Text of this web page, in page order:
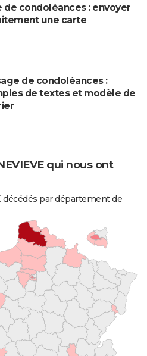
de condoléances : envoyer
une carte
de condoléances :
de textes et modèle de
qui nous ont
décédés par département de